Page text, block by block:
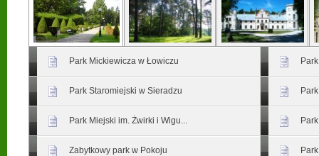
Park Mickiewicza w Łowiczu
Park Staromiejski w Sieradzu
Park Miejski im. Żwirki i Wigu...
Zabytkowy park w Pokoju